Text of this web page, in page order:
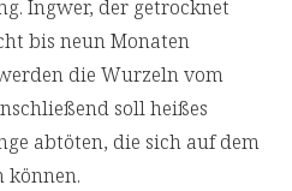
Ingwer, der getrocknet
bis neun Monaten
die Wurzeln vom
soll heißes
abtöten, die sich auf dem
können.